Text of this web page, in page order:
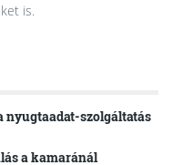
is.
nyugtaadat-szolgáltatás
a kamaránál